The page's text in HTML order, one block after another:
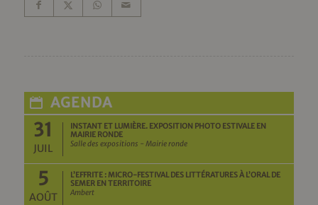
AGENDA
31
JUIL
INSTANT ET LUMIÈRE. EXPOSITION PHOTO ESTIVALE EN
MAIRIE RONDE
Salle des expositions - Mairie ronde
5
AOÛT
L’EFFRITE : MICRO-FESTIVAL DES LITTÉRATURES À L’ORAL DE
SEMER EN TERRITOIRE
Ambert